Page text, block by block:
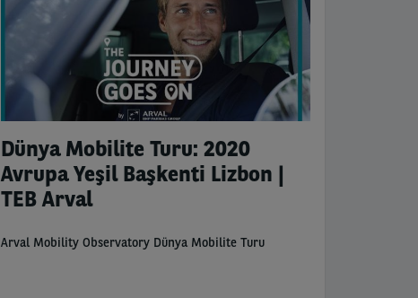
Dünya Mobilite Turu: 2020
Avrupa Yeşil Başkenti Lizbon |
TEB Arval
Arval Mobility Observatory Dünya Mobilite Turu